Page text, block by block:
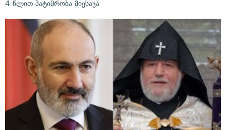
4 წლით პატიმრობა მიესაჯა